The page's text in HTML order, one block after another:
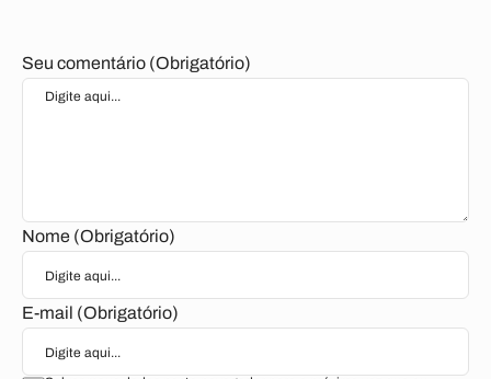
Seu comentário (Obrigatório)
Nome (Obrigatório)
E-mail (Obrigatório)